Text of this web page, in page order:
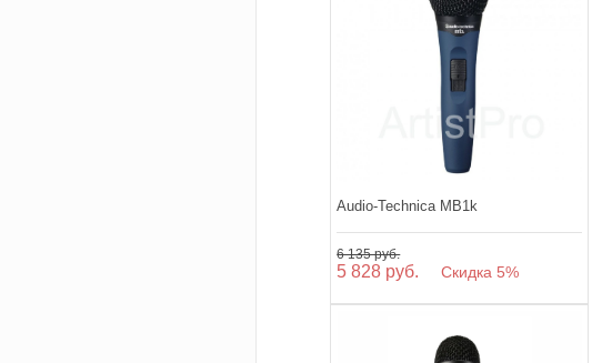
Audio-Technica MB1k
6 135 руб.
5 828 руб. Скидка 5%